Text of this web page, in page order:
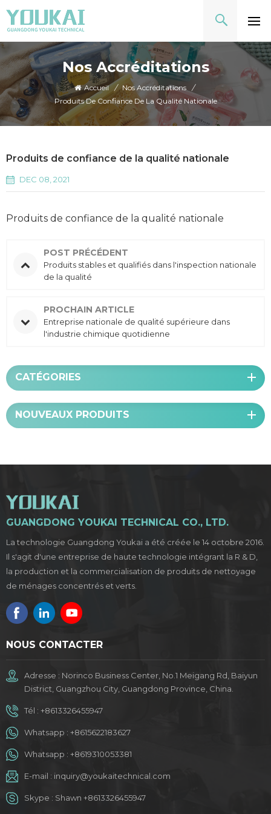
Nos Accréditations
Accueil / Nos Accréditations
/
Produits De Confiance De La Qualité Nationale
Produits de confiance de la qualité nationale
DEC 08, 2021
Produits de confiance de la qualité nationale
POST PRÉCÉDENT
Produits stables et qualifiés dans l'inspection nationale
de la qualité
PROCHAIN ARTICLE
Entreprise nationale de qualité supérieure dans
l'industrie chimique quotidienne
CATÉGORIES
NOUVEAUX PRODUITS
GUANGDONG YOUKAI TECHNICAL CO., LTD.
La technologie Guangdong Youkai a été créée le 14 octobre 2016.
Il s'agit d'une entreprise de haute technologie intégrant la R & D,
la production et la commercialisation de produits de nettoyage
de ménages concentrés et verts.
NOUS CONTACTER
Adresse : Norinco Business Center, No.1 Meigang Rd, Baiyun
District, Guangzhou City, Guangdong Province, China.
Tél : +8613326455947
Whatsapp : +8615622183627
Whatsapp : +8619310053381
E-mail : inquiry@youkaitechnical.com
Skype : Shawn +8613326455947